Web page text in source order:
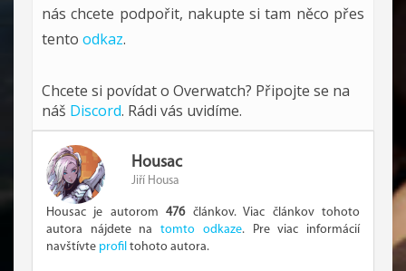
nás chcete podpořit, nakupte si tam něco přes
tento odkaz.
Chcete si povídat o Overwatch? Připojte se na
náš Discord. Rádi vás uvidíme.
Housac
Jiří Housa
Housac je autorom476článkov. Viac článkov tohoto
autora nájdete natomto odkaze. Pre viac informácií
navštívte profil tohoto autora.